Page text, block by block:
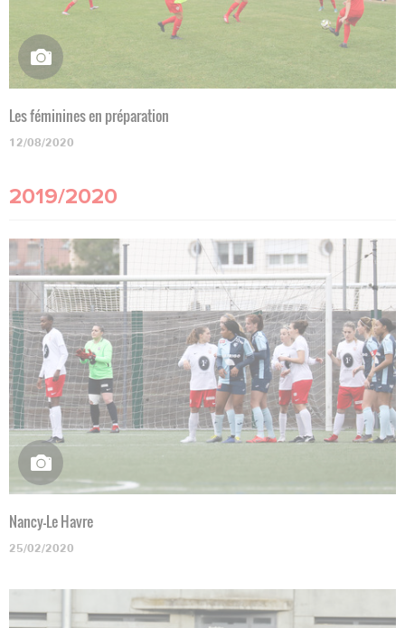
Les féminines en préparation
12/08/2020
2019/2020
Nancy-Le Havre
25/02/2020